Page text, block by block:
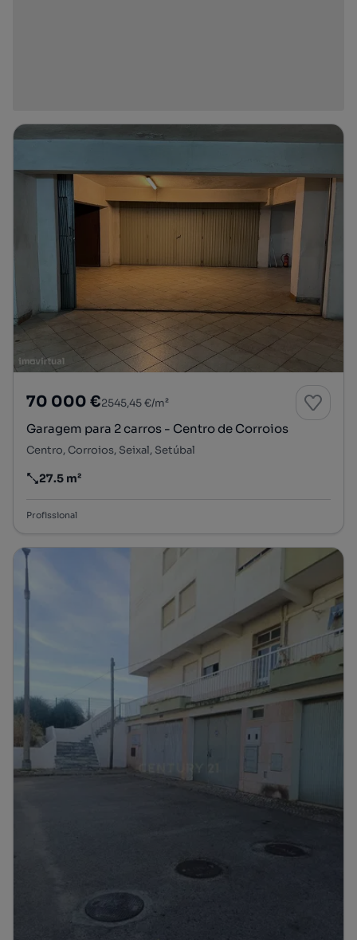
70 000 €2545,45 €/m²
Garagem para 2 carros - Centro de Corroios
Centro, Corroios, Seixal, Setúbal
Preço por metro quadrado
27.5 m²
Profissional